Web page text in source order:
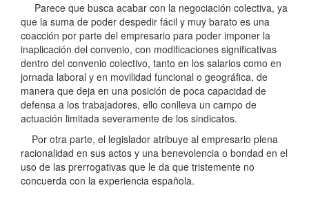
Parece que busca acabar con la negociación colectiva, ya
que la suma de poder despedir fácil y muy barato es una
coacción por parte del empresario para poder imponer la
inaplicación del convenio, con modificaciones significativas
dentro del convenio colectivo, tanto en los salarios como en
jornada laboral y en movilidad funcional o geográfica, de
manera que deja en una posición de poca capacidad de
defensa a los trabajadores, ello conlleva un campo de
actuación limitada severamente de los sindicatos.
Por otra parte, el legislador atribuye al empresario plena
racionalidad en sus actos y una benevolencia o bondad en el
uso de las prerrogativas que le da que tristemente no
concuerda con la experiencia española.